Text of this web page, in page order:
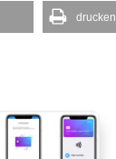
drucken